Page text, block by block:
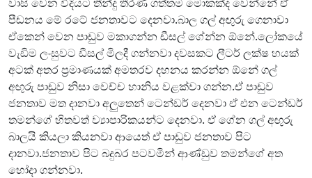
පීඩනය මේ රටේ ජනතාවට දෙනවා.බාල ගල් අඟුරු ගෙනාවා
ඒකෙන් වෙන පාඩුව මකාගන්න ඩීසල් ගේන්න ඕනේ.ලෝකයේ
වැඩිම ලංසුවට ඩීසල් මිලදී ගන්නවා දවසකට ලීටර් ලක්ෂ හයක්
අටක් අතර ප්‍රමාණයක් අමතරව දහනය කරන්න ඕනේ ගල්
අඟුරු පාඩුව නිසා වෙච්ච හානිය වළක්වා ගන්න.ඒ පාඩුව
ජනතාව මත දානවා අලුතෙන් ටෙන්ඩර් දෙනවා ඒ එන ටෙන්ඩර්
තමන්ගේ හිතවත් ව්‍යාපාරිකයන්ට දෙනවා. ඒ ගේන ගල් අඟුරු
බාලයි කියලා කියනවා ආයෙත් ඒ පාඩුව ජනතාව පිට
දානවා.ජනතාව පිට බදුබර පටවමින් ආණ්ඩුව තමන්ගේ අත
හෝදා ගන්නවා.